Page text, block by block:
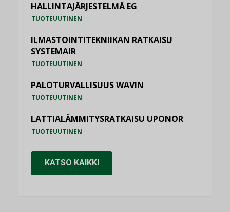
HALLINTAJÄRJESTELMÄ EG
TUOTEUUTINEN
ILMASTOINTITEKNIIKAN RATKAISU
SYSTEMAIR
TUOTEUUTINEN
PALOTURVALLISUUS WAVIN
TUOTEUUTINEN
LATTIALÄMMITYSRATKAISU UPONOR
TUOTEUUTINEN
KATSO KAIKKI